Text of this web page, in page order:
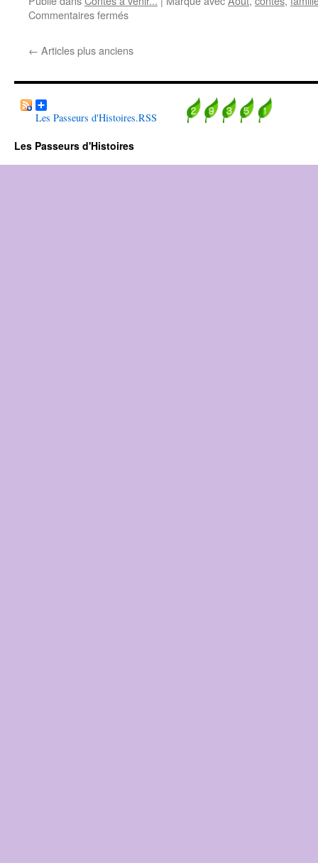
Commentaires ferméssur
sieste
contée…
← Articles plus anciens
Les Passeurs d'Histoires.RSS
Les Passeurs d'Histoires